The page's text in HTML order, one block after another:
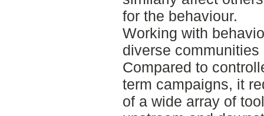
for the behaviour.
Working with
diverse
Compared to
term campaigns, it
of a wide array of